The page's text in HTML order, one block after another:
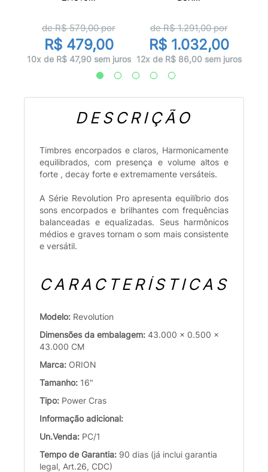
de R$579,00por
R$ 479,00
10x de R$ 47,90 sem juros
de R$1.291,00por
R$ 1.032,00
12x de R$ 86,00 sem juros
DESCRIÇÃO
Timbres encorpados e claros, Harmonicamente
equilibrados, com presença e volume altos e
forte , decay forte e extremamente versáteis.
A Série Revolution Pro apresenta equilíbrio dos
sons encorpados e brilhantes com frequências
balanceadas e equalizadas. Seus harmônicos
médios e graves tornam o som mais consistente
e versátil.
CARACTERÍSTICAS
Modelo: Revolution
Dimensões da embalagem: 43.000 x 0.500 x
43.000 CM
Marca: ORION
Tamanho: 16"
Tipo: Power Cras
Informação adicional:
Un.Venda: PC/1
Tempo de Garantia: 90 dias (já inclui garantia
legal, Art.26, CDC)